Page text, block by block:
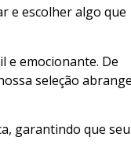
e escolher algo que
e emocionante. De
seleção
garantindo que seu